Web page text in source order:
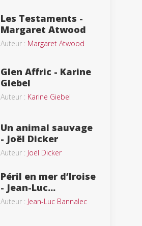
Les Testaments -
Margaret Atwood
Auteur : Margaret Atwood
Glen Affric - Karine
Giebel
Auteur : Karine Giebel
Un animal sauvage
- Joël Dicker
Auteur : Joël Dicker
Péril en mer d’Iroise
- Jean-Luc...
Auteur : Jean-Luc Bannalec